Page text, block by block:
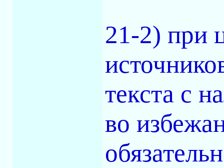
21-2) при
текста с
во